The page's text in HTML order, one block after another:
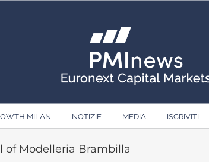
MILAN NOTIZIE MEDIA ISCRIVITI
of Modelleria Brambilla